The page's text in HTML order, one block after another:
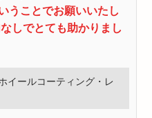
うことでお願いいたし
しでとても助かりまし
イールコーティング・レ